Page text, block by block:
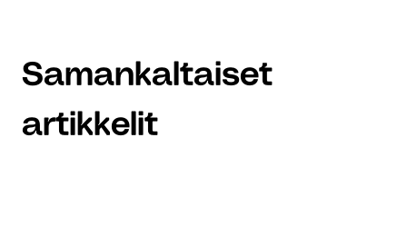
Samankaltaiset
artikkelit